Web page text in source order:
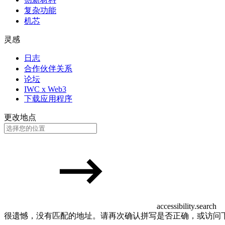
复杂功能
机芯
灵感
日志
合作伙伴关系
论坛
IWC x Web3
下载应用程序
更改地点
accessibility.search
很遗憾，没有匹配的地址。请再次确认拼写是否正确，或访问